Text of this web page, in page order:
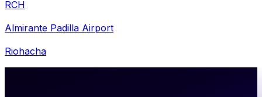
RCH
Almirante Padilla Airport
Riohacha